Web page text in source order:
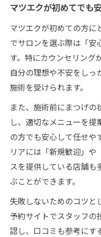
マツエクが初めてでも
マツエクが初めての方に
でサロンを選ぶ際は「安
す。特にカウンセリング
自分の理想や不安をしっ
施術を受けられます。
また、施術前にまつげ
し、適切なメニューを提
の方でも安心して任せや
リアには「新規歓迎」
スを提供している店舗も
ぶことができます。
失敗しないためのコツと
予約サイトでスタッフの
認し、口コミも参考にす